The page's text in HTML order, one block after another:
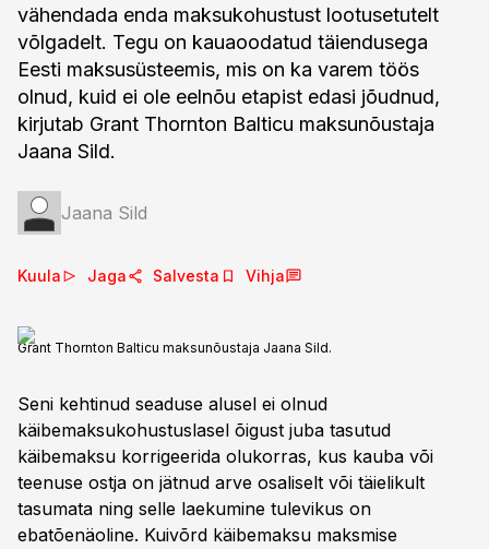
vähendada enda maksukohustust lootusetutelt
võlgadelt. Tegu on kauaoodatud täiendusega
Eesti maksusüsteemis, mis on ka varem töös
olnud, kuid ei ole eelnõu etapist edasi jõudnud,
kirjutab Grant Thornton Balticu maksunõustaja
Jaana Sild.
Jaana Sild
Kuula Jaga Salvesta Vihja
Grant Thornton Balticu maksunõustaja Jaana Sild.
Seni kehtinud seaduse alusel ei olnud
käibemaksukohustuslasel õigust juba tasutud
käibemaksu korrigeerida olukorras, kus kauba või
teenuse ostja on jätnud arve osaliselt või täielikult
tasumata ning selle laekumine tulevikus on
ebatõenäoline. Kuivõrd käibemaksu maksmise